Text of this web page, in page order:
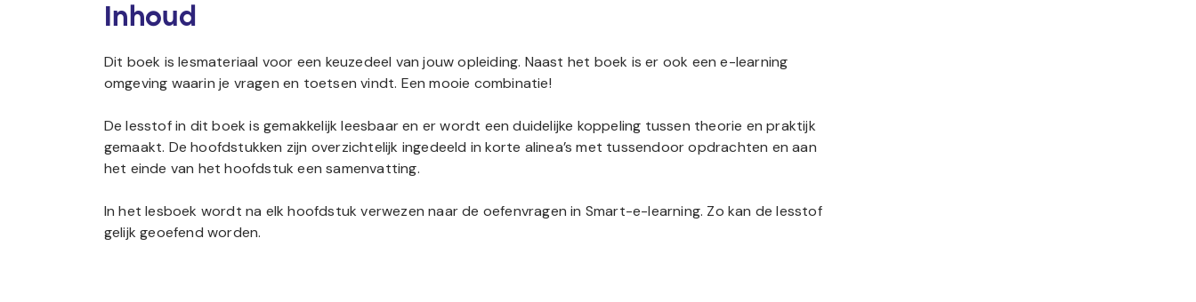
Inhoud
Dit boek is lesmateriaal voor een keuzedeel van jouw opleiding. Naast het boek is er ook een e-learning
omgeving waarin je vragen en toetsen vindt. Een mooie combinatie!
De lesstof in dit boek is gemakkelijk leesbaar en er wordt een duidelijke koppeling tussen theorie en praktijk
gemaakt. De hoofdstukken zijn overzichtelijk ingedeeld in korte alinea’s met tussendoor opdrachten en aan
het einde van het hoofdstuk een samenvatting.
In het lesboek wordt na elk hoofdstuk verwezen naar de oefenvragen in Smart-e-learning. Zo kan de lesstof
gelijk geoefend worden.